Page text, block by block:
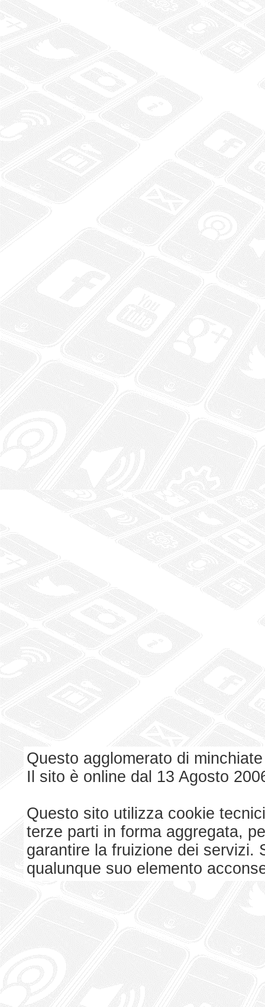
Questo agglomerato di
Il sito è online dal 13 Agosto
Questo sito utilizza cookie
terze parti in forma aggregata,
garantire la fruizione dei servizi.
qualunque suo elemento